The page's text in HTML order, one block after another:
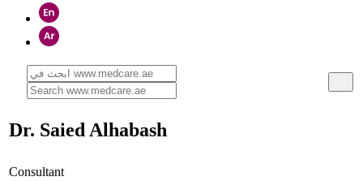
Dr. Saied Alhabash
Consultant